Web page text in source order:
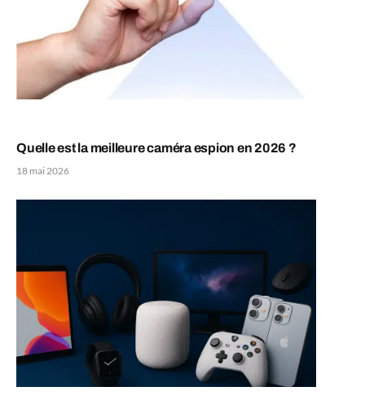
Quelle est la meilleure caméra espion en 2026 ?
18 mai 2026